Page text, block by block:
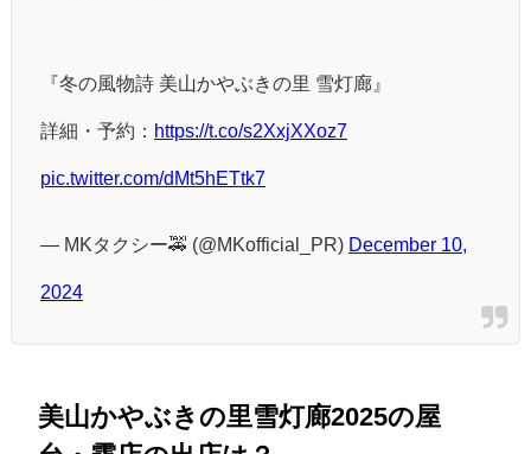
『冬の風物詩 美山かやぶきの里 雪灯廊』
詳細・予約： https://t.co/s2XxjXXoz7
pic.twitter.com/dMt5hETtk7
— MKタクシー🚕 (@MKofficial_PR) December 10,
2024
美山かやぶきの里雪灯廊2025の屋